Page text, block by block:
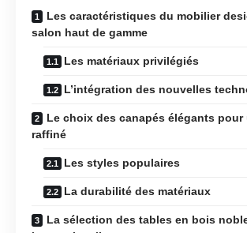
Les caractéristiques du mobilier
salon haut de gamme
Les matériaux privilégiés
L’intégration des nouvelles
Le choix des canapés élégants pour
raffiné
Les styles populaires
La durabilité des matériaux
La sélection des tables en bois